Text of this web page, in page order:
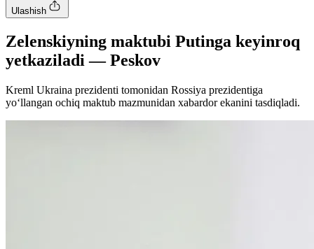
Ulashish
Zelenskiyning maktubi Putinga keyinroq
yetkaziladi — Peskov
Kreml Ukraina prezidenti tomonidan Rossiya prezidentiga
yo‘llangan ochiq maktub mazmunidan xabardor ekanini tasdiqladi.